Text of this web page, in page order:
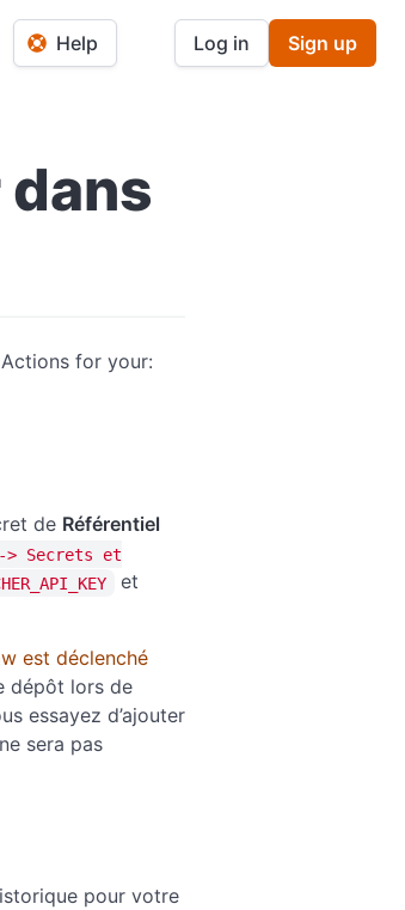
Help Log in Sign up
for your:
de Référentiel
> Secrets et
et
est déclenché
dépôt lors de
essayez d’ajouter
ne sera pas
pour votre